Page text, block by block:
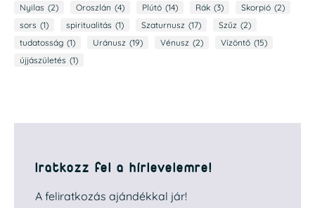
Nyilas (2) Oroszlán (4) Plútó (14) Rák (3) Skorpió (2)
sors (1) spiritualitás (1) Szaturnusz (17) Szűz (2)
tudatosság (1) Uránusz (19) Vénusz (2) Vízöntő (15)
újjászületés (1)
Iratkozz fel a hírlevelemre!
A feliratkozás ajándékkal jár!